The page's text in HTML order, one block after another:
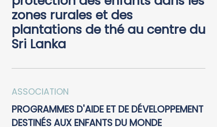
zones rurales et des
plantations de thé au centre du
Sri Lanka
ASSOCIATION
PROGRAMMES D'AIDE ET DE DÉVELOPPEMENT
DESTINÉS AUX ENFANTS DU MONDE